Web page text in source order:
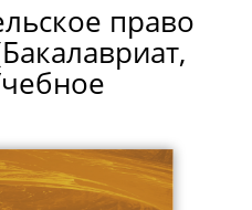
право